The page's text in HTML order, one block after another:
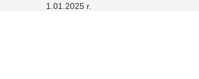
1.01.2025 r.